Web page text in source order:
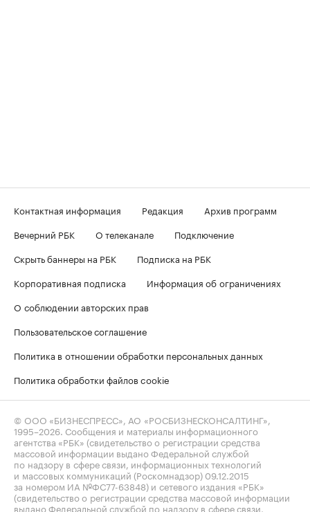
Контактная информация Редакция
Архив программ
Вечерний РБК
О телеканале
Подключение
Скрыть баннеры на РБК
Подписка на РБК
Корпоративная подписка
Информация об ограничениях
О соблюдении авторских прав
Пользовательское соглашение
Политика в отношении обработки персональных данных
Политика обработки файлов cookie
© ООО «БИЗНЕСПРЕСС», АО «РОСБИЗНЕСКОНСАЛТИНГ»,
1995–2026 . Сообщения и материалы информационного
агентства «РБК» (свидетельство о регистрации средства
массовой информации выдано Федеральной службой
по надзору в сфере связи, информационных технологий
и массовых коммуникаций (Роскомнадзор) 09.12.2015
за номером ИА №ФС77-63848) и сетевого издания «РБК»
(свидетельство о регистрации средства массовой информации
выдано Федеральной службой по надзору в сфере связи,